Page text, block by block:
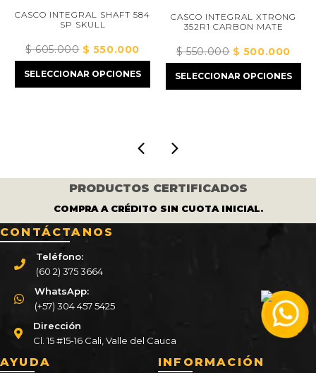
INTEGRAL SHAFT 584
SP SKULL
605.000El
precio
original
$550.000El
precio
actual
OPCIONES
CASCO INTEGRAL XTRONG
352R1 CARBON MATE
550.000El
precio
original
$500.000El
precio
actual
SELECCIONAR OPCIONES
PRODUCTOS CERTIFICADOS
COMPRA A CRÉDITO SIN CUOTA INICIAL.
CONTÁCTANOS
Teléfono:
(60 2) 375 3664
WhatsApp:
(+57) 304 457 5425
Dirección
Cl. 15 #15-16 Cali, Valle del Cauca
AYUDA INFORMACIÓN